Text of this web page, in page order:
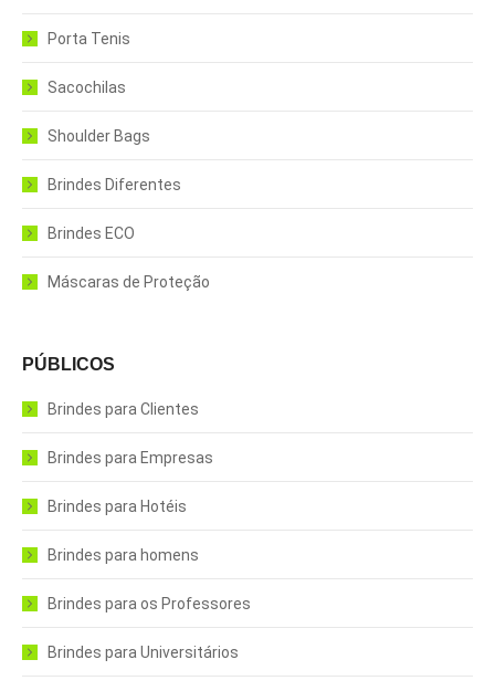
Porta Tenis
Sacochilas
Shoulder Bags
Brindes Diferentes
Brindes ECO
Máscaras de Proteção
PÚBLICOS
Brindes para Clientes
Brindes para Empresas
Brindes para Hotéis
Brindes para homens
Brindes para os Professores
Brindes para Universitários